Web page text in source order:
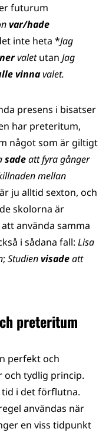
futurum
var/hade
inte heta *Jag
valet utan Jag
vinnavalet.
presens i bisatser
har preteritum,
något som är giltigt
sadeatt fyra gånger
mellan
ju alltid sexton, och
skolorna är
använda samma
i sådana fall: Lisa
; Studienvisadeatt
preteritum
perfekt och
och tydlig princip.
i det förflutna.
användas när
en viss tidpunkt